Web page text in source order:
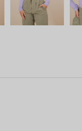
te